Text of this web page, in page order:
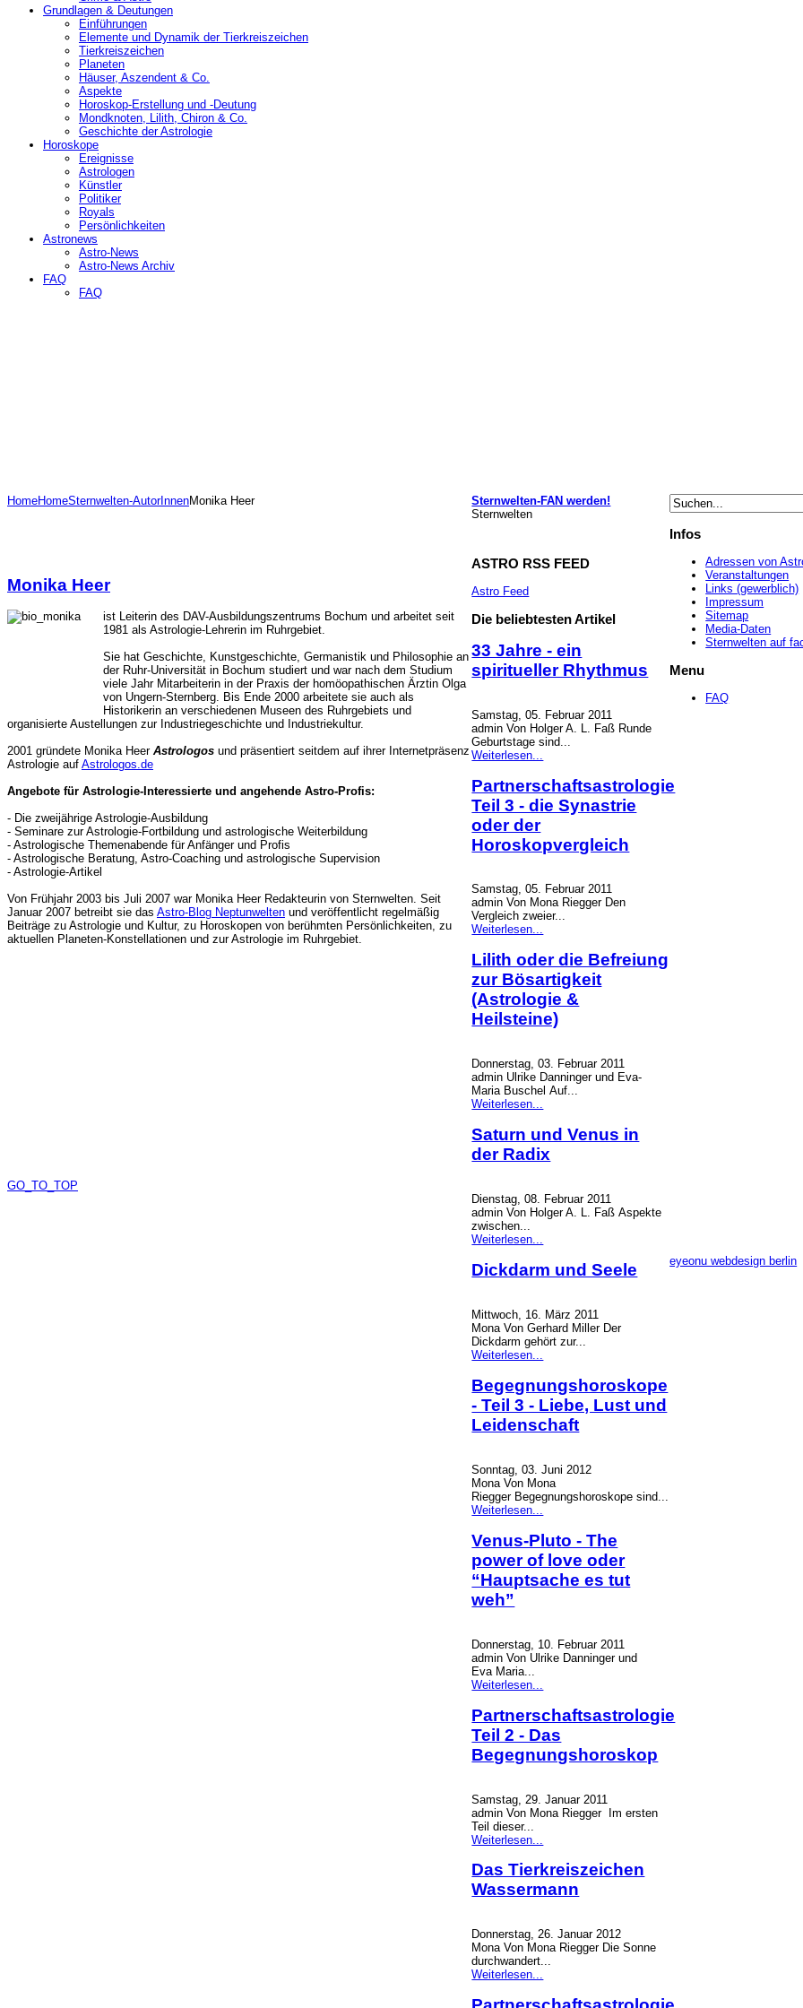
Grundlagen & Deutungen
Einführungen
Elemente und Dynamik der Tierkreiszeichen
Tierkreiszeichen
Planeten
Häuser, Aszendent & Co.
Aspekte
Horoskop-Erstellung und -Deutung
Mondknoten, Lilith, Chiron & Co.
Geschichte der Astrologie
Horoskope
Ereignisse
Astrologen
Künstler
Politiker
Royals
Persönlichkeiten
Astronews
Astro-News
Astro-News Archiv
FAQ
FAQ
HomeHomeSternwelten-AutorInnenMonika Heer
Monika Heer
ist Leiterin des DAV-Ausbildungszentrums Bochum und arbeitet seit
1981 als Astrologie-Lehrerin im Ruhrgebiet.
Sie hat Geschichte, Kunstgeschichte, Germanistik und Philosophie an
der Ruhr-Universität in Bochum studiert und war nach dem Studium
viele Jahr Mitarbeiterin in der Praxis der homöopathischen Ärztin Olga
von Ungern-Sternberg. Bis Ende 2000 arbeitete sie auch als
Historikerin an verschiedenen Museen des Ruhrgebiets und
organisierte Austellungen zur Industriegeschichte und Industriekultur.
2001 gründete Monika Heer Astrologos und präsentiert seitdem auf ihrer Internetpräsenz
Astrologie auf Astrologos.de
Angebote für Astrologie-Interessierte und angehende Astro-Profis:
- Die zweijährige Astrologie-Ausbildung
- Seminare zur Astrologie-Fortbildung und astrologische Weiterbildung
- Astrologische Themenabende für Anfänger und Profis
- Astrologische Beratung, Astro-Coaching und astrologische Supervision
- Astrologie-Artikel
Von Frühjahr 2003 bis Juli 2007 war Monika Heer Redakteurin von Sternwelten. Seit
Januar 2007 betreibt sie das Astro-Blog Neptunwelten und veröffentlicht regelmäßig
Beiträge zu Astrologie und Kultur, zu Horoskopen von berühmten Persönlichkeiten, zu
aktuellen Planeten-Konstellationen und zur Astrologie im Ruhrgebiet.
GO_TO_TOP
Sternwelten-FAN werden!
Sternwelten
ASTRO RSS FEED
Astro Feed
Die beliebtesten Artikel
33 Jahre - ein
spiritueller Rhythmus
Samstag, 05. Februar 2011
admin Von Holger A. L. Faß Runde
Geburtstage sind...
Weiterlesen...
Partnerschaftsastrologie
Teil 3 - die Synastrie
oder der
Horoskopvergleich
Samstag, 05. Februar 2011
admin Von Mona Riegger Den
Vergleich zweier...
Weiterlesen...
Lilith oder die Befreiung
zur Bösartigkeit
(Astrologie &
Heilsteine)
Donnerstag, 03. Februar 2011
admin Ulrike Danninger und Eva-
Maria Buschel Auf...
Weiterlesen...
Saturn und Venus in
der Radix
Dienstag, 08. Februar 2011
admin Von Holger A. L. Faß Aspekte
zwischen...
Weiterlesen...
Dickdarm und Seele
Mittwoch, 16. März 2011
Mona Von Gerhard Miller Der
Dickdarm gehört zur...
Weiterlesen...
Begegnungshoroskope
- Teil 3 - Liebe, Lust und
Leidenschaft
Sonntag, 03. Juni 2012
Mona Von Mona
Riegger Begegnungshoroskope sind...
Weiterlesen...
Venus-Pluto - The
power of love oder
“Hauptsache es tut
weh”
Donnerstag, 10. Februar 2011
admin Von Ulrike Danninger und
Eva Maria...
Weiterlesen...
Partnerschaftsastrologie
Teil 2 - Das
Begegnungshoroskop
Samstag, 29. Januar 2011
admin Von Mona Riegger Im ersten
Teil dieser...
Weiterlesen...
Das Tierkreiszeichen
Wassermann
Donnerstag, 26. Januar 2012
Mona Von Mona Riegger Die Sonne
durchwandert...
Weiterlesen...
Infos
Adressen von
Veranstaltungen
Links (gewerblich)
Impressum
Sitemap
Media-Daten
Sternwelten auf
Menu
FAQ
eyeonu webdesign berlin